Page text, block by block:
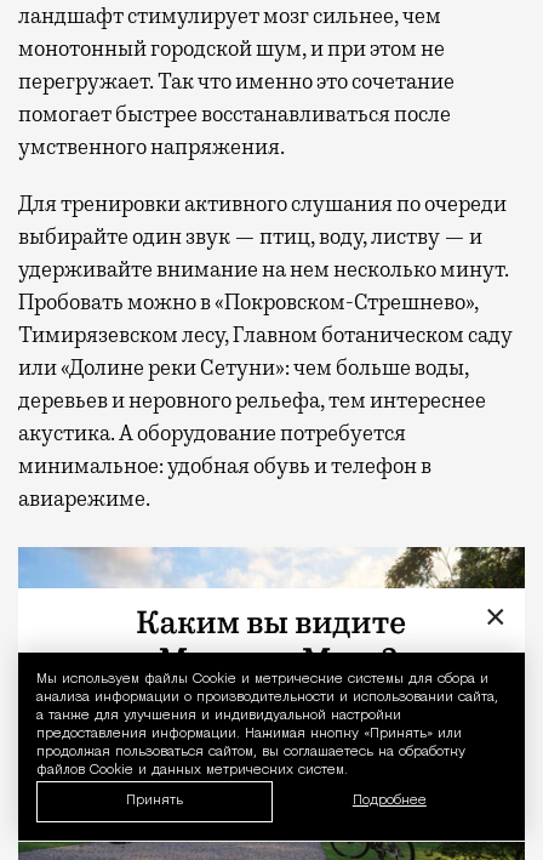
Уведомление
Мы используем файлы Сookie и метрические системы для сбора и
анализа информации о производительности и использовании сайта,
а также для улучшения и индивидуальной настройки
предоставления информации. Нажимая кнопку «Принять» или
продолжая пользоваться сайтом, вы соглашаетесь на обработку
файлов Cookie и данных метрических систем.
Принять Подробнее
ландшафт стимулирует мозг сильнее, чем
монотонный городской шум, и при этом не
перегружает. Так что именно это сочетание
помогает быстрее восстанавливаться после
умственного напряжения.
Для тренировки активного слушания по очереди
выбирайте один звук — птиц, воду, листву — и
удерживайте внимание на нем несколько минут.
Пробовать можно в «Покровском-Стрешнево»,
Тимирязевском лесу, Главном ботаническом саду
или «Долине реки Сетуни»: чем больше воды,
деревьев и неровного рельефа, тем интереснее
акустика. А оборудование потребуется
минимальное: удобная обувь и телефон в
авиарежиме.
×